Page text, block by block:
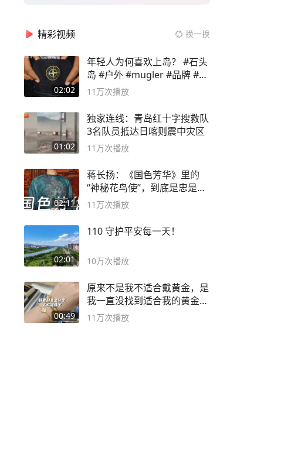
精彩视频 换一换
02:02
年轻人为何喜欢上岛？ #石头
岛 #户外 #mugler #品牌 #足
球流氓
11万次播放
01:02
独家连线：青岛红十字搜救队
3名队员抵达日喀则震中灾区
11万次播放
02:11
蒋长扬：《国色芳华》里的
“神秘花鸟使”，到底是忠是
奸？
11万次播放
02:01
110 守护平安每一天！
10万次播放
00:49
原来不是我不适合戴黄金，是
我一直没找到适合我的黄金
😭
11万次播放